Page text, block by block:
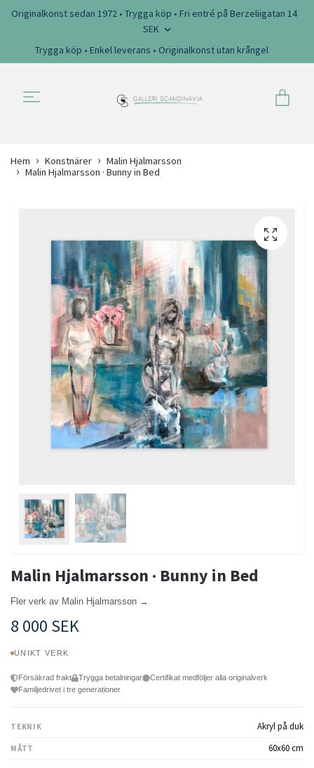
Originalkonst sedan 1972 • Trygga köp • Fri entré på Berzeliigatan 14
SEK
Trygga köp • Enkel leverans • Originalkonst utan krångel
Hem Konstnärer
Malin Hjalmarsson
Malin Hjalmarsson · Bunny in Bed
Malin Hjalmarsson · Bunny in Bed
Fler verk av Malin Hjalmarsson →
8 000 SEK
UNIKT VERK
Försäkrad frakt Trygga betalningar
Certifikat medföljer alla originalverk
Familjedrivet i tre generationer
TEKNIK Akryl på duk
MÅTT 60x60 cm